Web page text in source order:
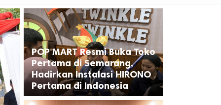
POP MART Resmi Buka Toko
Pertama di Semarang,
Hadirkan Instalasi HIRONO
Pertama di Indonesia